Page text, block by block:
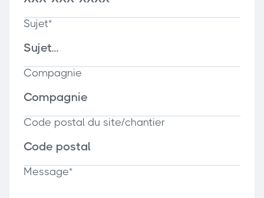
Sujet*
Compagnie
Code postal du site/chantier
Message*